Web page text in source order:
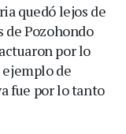
quedó lejos de
de Pozohondo
por lo
de
fue por lo tanto